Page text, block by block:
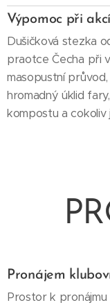
Výpomoc při
Dušičková stezka
praotce Čecha při
masopustní
hromadný úklid
kompostu a cokoliv
Pronájem
Prostor k pronájmu